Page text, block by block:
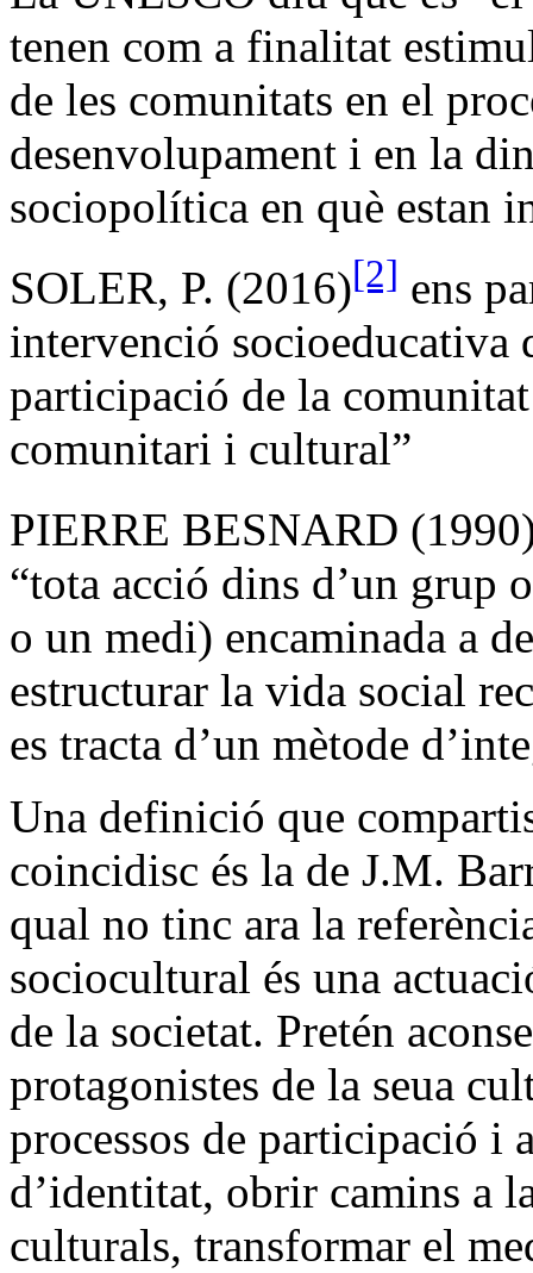
tenen com a finalitat
de les comunitats en el
desenvolupament i en la
sociopolítica en què estan
SOLER, P. (2016)[2] ens
intervenció socioeducativa
participació de la
comunitari i cultural”
PIERRE BESNARD
“tota acció dins d’un grup
o un medi) encaminada a
estructurar la vida social
es tracta d’un mètode
Una definició que
coincidisc és la de J.M.
qual no tinc ara la
sociocultural és una
de la societat. Pretén
protagonistes de la seua
processos de participació i
d’identitat, obrir camins a
culturals, transformar el